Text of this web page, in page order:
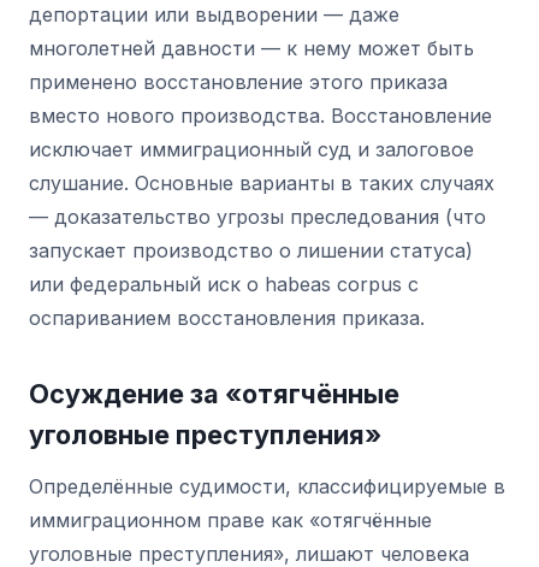
депортации или выдворении — даже
многолетней давности — к нему может быть
применено восстановление этого приказа
вместо нового производства. Восстановление
исключает иммиграционный суд и залоговое
слушание. Основные варианты в таких случаях
— доказательство угрозы преследования (что
запускает производство о лишении статуса)
или федеральный иск о habeas corpus с
оспариванием восстановления приказа.
Осуждение за «отягчённые
уголовные преступления»
Определённые судимости, классифицируемые в
иммиграционном праве как «отягчённые
уголовные преступления», лишают человека